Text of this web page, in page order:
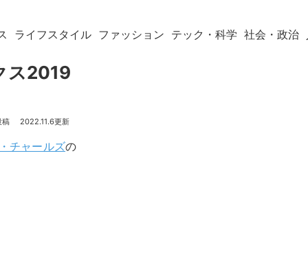
ライフスタイル ファッション テック・科学 社会・政治
ス2019
2022.11.6
チャールズの